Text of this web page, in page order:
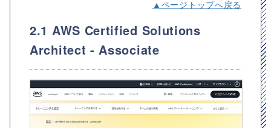
▲ページトップへ戻る
2.1 AWS Certified Solutions
Architect - Associate